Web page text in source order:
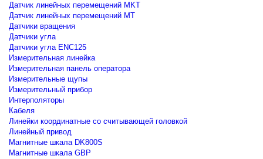
Датчик линейных перемещений MKT
Датчик линейных перемещений MT
Датчики вращения
Датчики угла
Датчики угла ENC125
Измерительная линейка
Измерительная панель оператора
Измерительные щупы
Измерительный прибор
Интерполяторы
Кабеля
Линейки координатные со считывающей головкой
Линейный привод
Магнитные шкала DK800S
Магнитные шкала GBP